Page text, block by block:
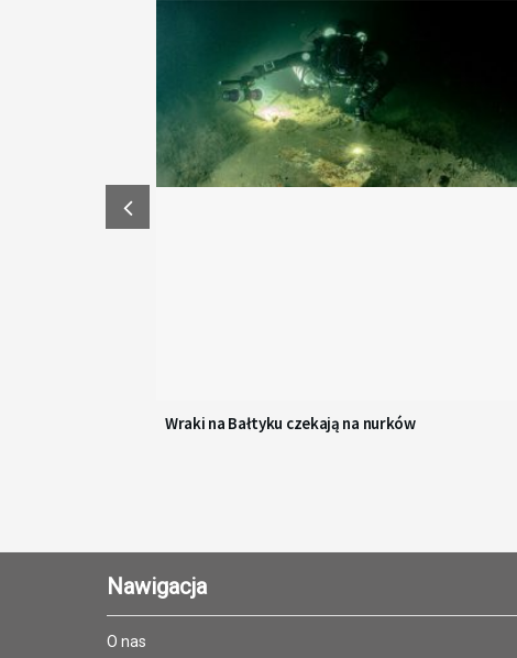
Wraki na Bałtyku czekają na nurków
Nawigacja
O nas